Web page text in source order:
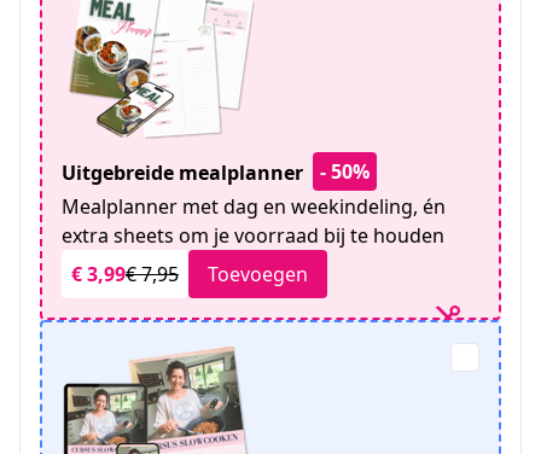
Uitgebreide mealplanner
- 50%
Mealplanner met dag en weekindeling, én
extra sheets om je voorraad bij te houden
€ 3,99€ 7,95 Toevoegen